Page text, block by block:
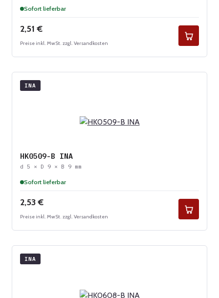
Sofort lieferbar
Regulärer Preis:
2,51 €
Preise inkl. MwSt. zzgl. Versandkosten
INA
HK0509-B INA
d 5 × D 9 × B 9 mm
Sofort lieferbar
Regulärer Preis:
2,53 €
Preise inkl. MwSt. zzgl. Versandkosten
INA